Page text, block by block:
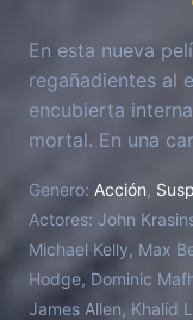
En esta nueva
regañadientes al
encubierta
mortal. En una
y a la astuta
enfrentarse a una
encubiertas en
en juego.
Genero: Acción
Actores: John
Michael Kelly, Max
Hodge, Dominic
James Allen, Khalid